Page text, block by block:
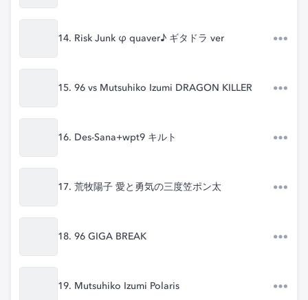
14. Risk Junk φ quaver♪ ギタドラ ver
15. 96 vs Mutsuhiko Izumi DRAGON KILLER
16. Des-Sana+wpt9 キルト
17. 荒牧陽子 愛と勇気の三度笠ポン太
18. 96 GIGA BREAK
19. Mutsuhiko Izumi Polaris